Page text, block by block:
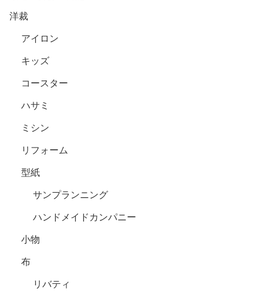
洋裁
アイロン
キッズ
コースター
ハサミ
ミシン
リフォーム
型紙
サンプランニング
ハンドメイドカンパニー
小物
布
リバティ